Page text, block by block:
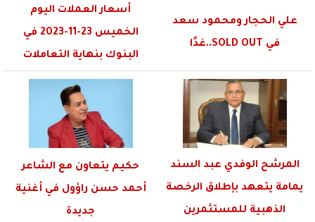
علي الحجار ومحمود سعد
في SOLD OUT..غدًا
أسعار العملات اليوم
الخميس 23-11-2023 في
البنوك بنهاية التعاملات
المرشح الوفدي عبد السند
يمامة يتعهد بإطلاق الرخصة
الذهبية للمستثمرين
حكيم يتعاون مع الشاعر
أحمد حسن راؤول في أغنية
جديدة